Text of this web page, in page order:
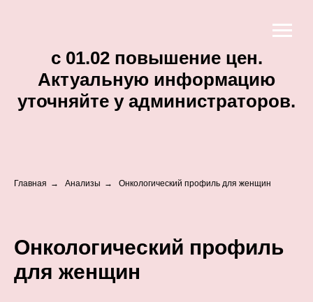
c 01.02 повышение цен.
Актуальную информацию
уточняйте у администраторов.
Главная → Анализы → Онкологический профиль для женщин
Онкологический профиль
для женщин